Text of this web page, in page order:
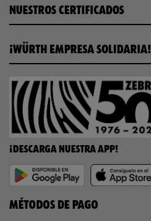
NUESTROS CERTIFICADOS
¡WÜRTH EMPRESA SOLIDARIA!
¡DESCARGA NUESTRA APP!
MÉTODOS DE PAGO